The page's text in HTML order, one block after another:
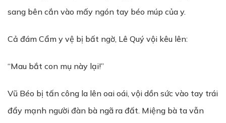
sang bên cắn vào mấy ngón tay béo múp của y.
Cả đám Cẩm y vệ bị bất ngờ, Lê Quý vội kêu lên:
“Mau bắt con mụ này lại!”
Vũ Béo bị tấn công la lên oai oái, vội dồn sức vào tay trái
đẩy mạnh người đàn bà ngã ra đất. Miệng bà ta vẫn